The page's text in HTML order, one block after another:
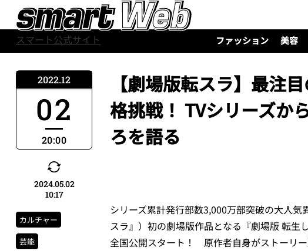
スマート公式サイト
ファッション
美容
【劇場版転スラ】最注
格挑戦！ TVシリーズか
ろを語る
シリーズ累計発行部数3,000万部突破の大人
スラ』）初の劇場版作品となる『劇場版 転生
全国公開スタート！ 原作者自身がストーリ
2022.12
02
20:00
2024.05.02
10:17
カルチャー
芸能